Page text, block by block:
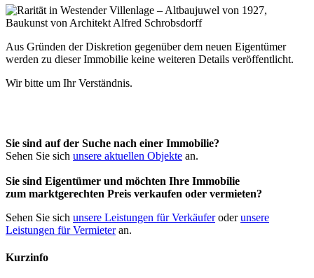
Aus Gründen der Diskretion gegenüber dem neuen Eigentümer
werden zu dieser Immobilie keine weiteren Details veröffentlicht.
Wir bitte um Ihr Verständnis.
Sie sind auf der Suche nach einer Immobilie?
Sehen Sie sich unsere aktuellen Objekte an.
Sie sind Eigentümer und möchten Ihre Immobilie
zum marktgerechten Preis verkaufen oder vermieten?
Sehen Sie sich unsere Leistungen für Verkäuferoderunsere
Leistungen für Vermieteran.
Kurzinfo